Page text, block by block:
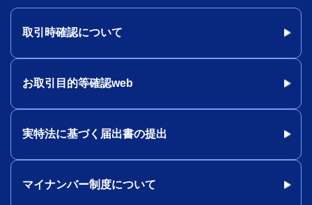
取引時確認について
お取引目的等確認web
実特法に基づく届出書の提出
マイナンバー制度について